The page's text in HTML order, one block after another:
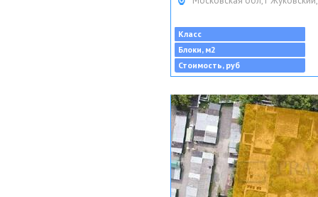
Класс
Блоки, м2
Стоимость, руб